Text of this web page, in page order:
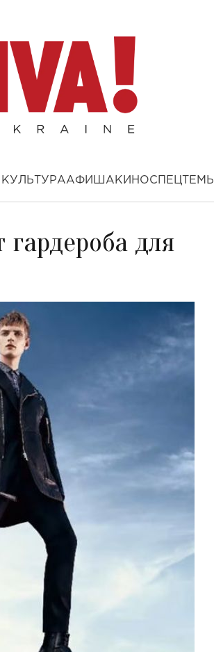
КУЛЬТУРААФИША КИНОСПЕЦТЕМЫ
для